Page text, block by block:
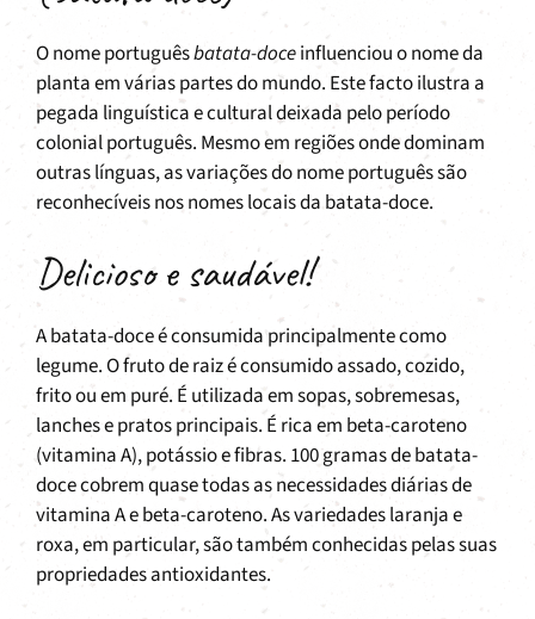
O nome portuguêsbatata-doceinfluenciou o nome da
planta em várias partes do mundo. Este facto ilustra a
pegada linguística e cultural deixada pelo período
colonial português. Mesmo em regiões onde dominam
outras línguas, as variações do nome português são
reconhecíveis nos nomes locais da batata-doce.
Delicioso e saudável!
A batata-doce é consumida principalmente como
legume. O fruto de raiz é consumido assado, cozido,
frito ou em puré. É utilizada em sopas, sobremesas,
lanches e pratos principais. É rica em beta-caroteno
(vitamina A), potássio e fibras. 100 gramas de batata-
doce cobrem quase todas as necessidades diárias de
vitamina A e beta-caroteno. As variedades laranja e
roxa, em particular, são também conhecidas pelas suas
propriedades antioxidantes.